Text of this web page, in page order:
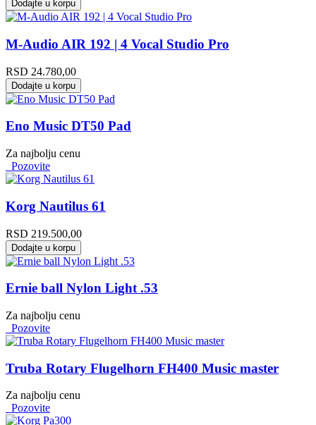
Dodajte u korpu
M-Audio AIR 192 | 4 Vocal Studio Pro
RSD 24.780,00
Dodajte u korpu
Eno Music DT50 Pad
Za najbolju cenu
Pozovite
Korg Nautilus 61
RSD 219.500,00
Dodajte u korpu
Ernie ball Nylon Light .53
Za najbolju cenu
Pozovite
Truba Rotary Flugelhorn FH400 Music master
Za najbolju cenu
Pozovite